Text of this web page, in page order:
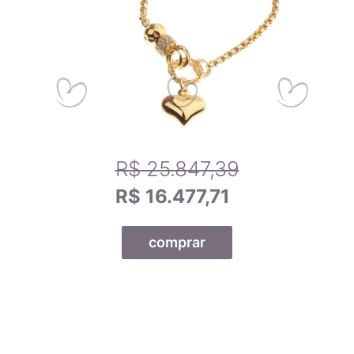
R$ 25.847,39
R$ 16.477,71
comprar